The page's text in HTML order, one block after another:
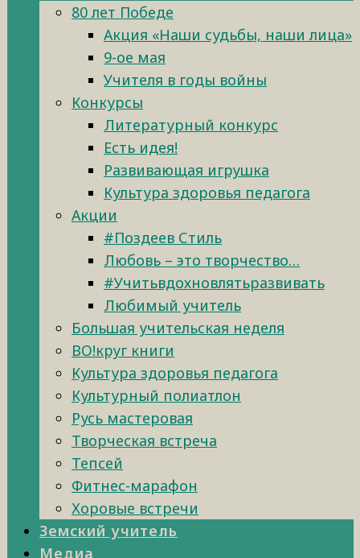
80 лет Победе
Акция «Наши судьбы, наши лица»
9-ое мая
Учителя в годы войны
Конкурсы
Литературный конкурс
Есть идея!
Развивающая игрушка
Культура здоровья педагога
Акции
#Поздеев Стиль
Любовь – это творчество…
#Учитьвдохновлятьразвивать
Любимый учитель
Большая учительская неделя
ВО!круг книги
Культура здоровья педагога
Культурный полиатлон
Русь мастеровая
Творческая встреча
Тепсей
Фитнес-марафон
Хоровые встречи
Земский учитель
Медиа